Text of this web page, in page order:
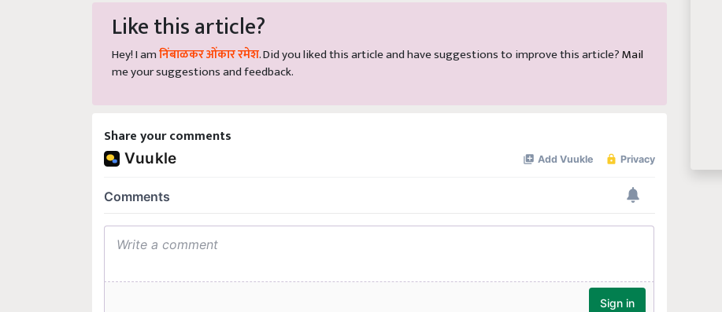
Like this article?
Hey! I am निंबाळकर ओंकार रमेश . Did you liked this article and have suggestions to improve this article? Mail
me your suggestions and feedback.
Share your comments